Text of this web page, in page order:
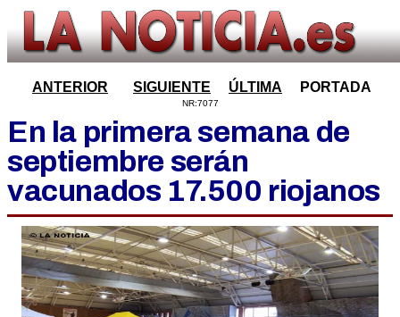
ANTERIOR SIGUIENTE ÚLTIMA PORTADA
NR:7077
En la primera semana de
septiembre serán
vacunados 17.500 riojanos